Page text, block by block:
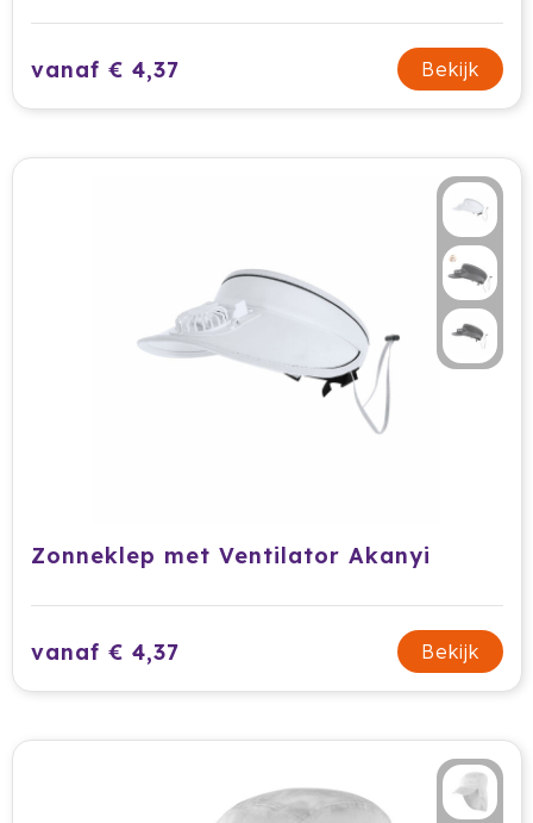
vanaf € 4,37 Bekijk
Zonneklep met Ventilator Akanyi
vanaf € 4,37 Bekijk